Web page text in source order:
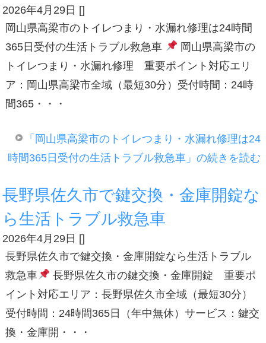
2026年4月29日 []
岡山県高梁市のトイレつまり・水漏れ修理は24時間
365日受付の生活トラブル救急車
岡山県高梁市の
トイレつまり・水漏れ修理 重要ポイント対応エリ
ア：岡山県高梁市全域（最短30分）受付時間：24時
間365・・・
「岡山県高梁市のトイレつまり・水漏れ修理は24
時間365日受付の生活トラブル救急車」の続きを読む
長野県佐久市で鍵交換・金庫開錠な
ら生活トラブル救急車
2026年4月29日 []
長野県佐久市で鍵交換・金庫開錠なら生活トラブル
救急車
長野県佐久市の鍵交換・金庫開錠 重要ポ
イント対応エリア：長野県佐久市全域（最短30分）
受付時間：24時間365日（年中無休）サービス：鍵交
換・金庫開・・・